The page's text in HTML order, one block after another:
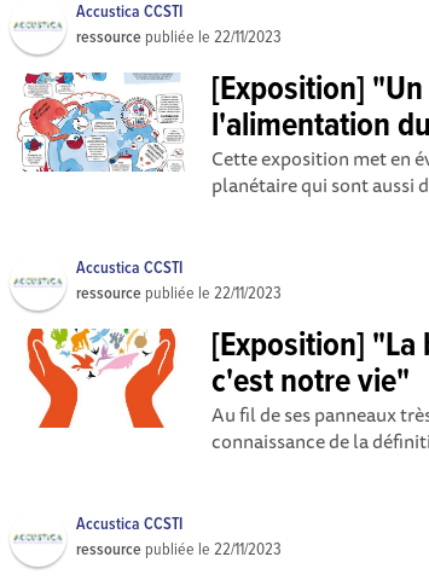
Accustica CCSTI
ressource publiée le22/11/2023
[Exposition]
l'alimentation
Cette exposition met en
planétaire qui sont aussi
Accustica CCSTI
ressource publiée le22/11/2023
[Exposition]
c'est notre vie"
Au fil de ses panneaux
connaissance de la
Accustica CCSTI
ressource publiée le22/11/2023